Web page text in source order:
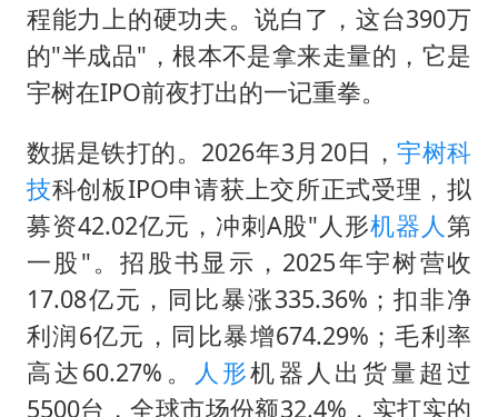
程能力上的硬功夫。说白了，这台390万
的"半成品"，根本不是拿来走量的，它是
宇树在IPO前夜打出的一记重拳。
数据是铁打的。2026年3月20日，宇树科
技科创板IPO申请获上交所正式受理，拟
募资42.02亿元，冲刺A股"人形机器人第
一股"。招股书显示，2025年宇树营收
17.08亿元，同比暴涨335.36%；扣非净
利润6亿元，同比暴增674.29%；毛利率
高达60.27%。
人形机器人出货量超过
5500台，全球市场份额32.4%，实打实的